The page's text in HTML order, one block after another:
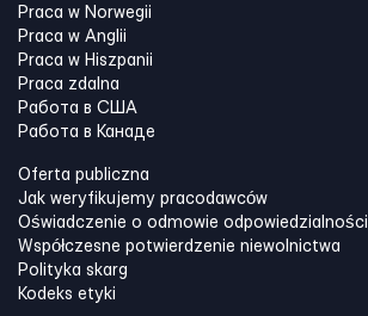
Praca w Norwegii
Praca w Anglii
Praca w Hiszpanii
Praca zdalna
Работа в США
Работа в Канадe
Oferta publiczna
Jak weryfikujemy pracodawców
Oświadczenie o odmowie odpowiedzialności
Współczesne potwierdzenie niewolnictwa
Polityka skarg
Kodeks etyki